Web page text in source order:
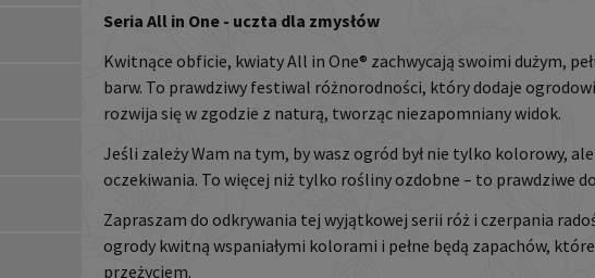
Seria All in One - uczta dla zmysłów
Kwitnące obficie, kwiaty All in One® zachwycają swoimi dużym,
barw. To prawdziwy festiwal różnorodności, który dodaje
rozwija się w zgodzie z naturą, tworząc niezapomniany widok.
Jeśli zależy Wam na tym, by wasz ogród był nie tylko kolorowy,
oczekiwania. To więcej niż tylko rośliny ozdobne – to prawdziwe
Zapraszam do odkrywania tej wyjątkowej serii róż i czerpania
ogrody kwitną wspaniałymi kolorami i pełne będą zapachów,
przeżyciem.